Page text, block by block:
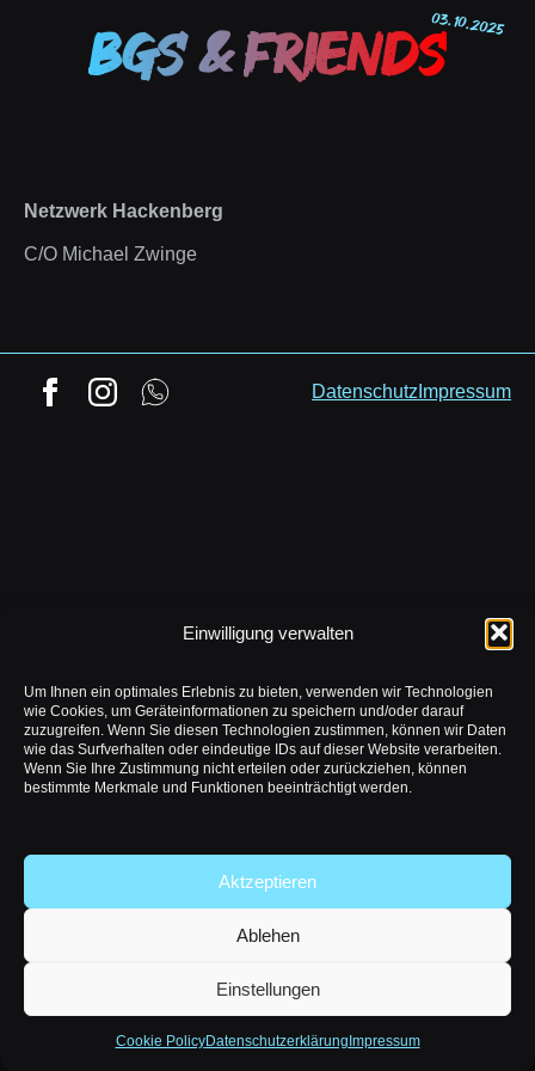
Einwilligung verwalten
Um Ihnen ein optimales Erlebnis zu bieten, verwenden wir Technologien
wie Cookies, um Geräteinformationen zu speichern und/oder darauf
zuzugreifen. Wenn Sie diesen Technologien zustimmen, können wir Daten
wie das Surfverhalten oder eindeutige IDs auf dieser Website verarbeiten.
Wenn Sie Ihre Zustimmung nicht erteilen oder zurückziehen, können
bestimmte Merkmale und Funktionen beeinträchtigt werden.
Aktzeptieren
Ablehen
Einstellungen
Cookie PolicyDatenschutzerklärung Impressum
BGS & Friends03. 10. 2025
Netzwerk Hackenberg
C/O Michael Zwinge
Datenschutz Impressum